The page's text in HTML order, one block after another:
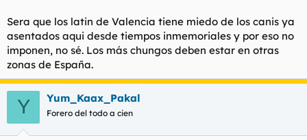
Sera que los latin de Valencia tiene miedo de los canis ya
asentados aqui desde tiempos inmemoriales y por eso no
imponen, no sé. Los más chungos deben estar en otras
zonas de España.
Y Yum_Kaax_Pakal
Forero del todo a cien